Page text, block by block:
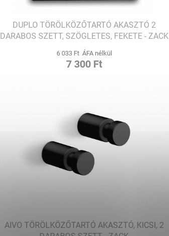
DUPLO TÖRÖLKÖZŐTARTÓ AKASZTÓ 2
DARABOS SZETT, SZÖGLETES, FEKETE - ZACK
6 033 Ft ÁFA nélkül
7 300 Ft
AIVO TÖRÖLKÖZŐTARTÓ AKASZTÓ, KICSI, 2